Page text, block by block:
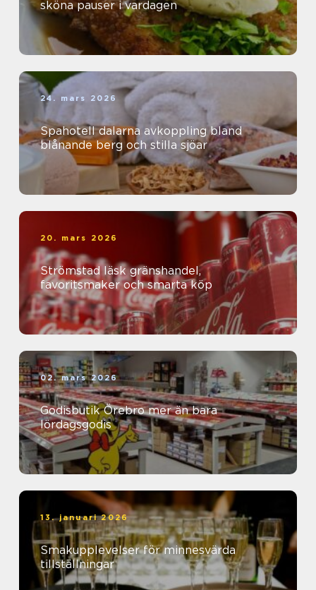
sköna pauser i vardagen
24. mars 2026
Spahotell dalarna avkoppling bland
blånande berg och stilla sjöar
20. mars 2026
Strömstad läsk gränshandel,
favoritsmaker och smarta köp
02. mars 2026
Godisbutik Örebro mer än bara
lördagsgodis
13. januari 2026
Smakupplevelser för minnesvärda
tillställningar